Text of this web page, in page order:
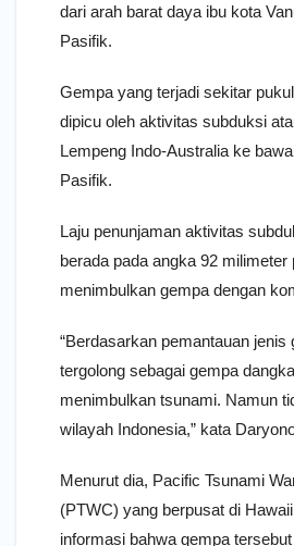
dari arah barat daya ibu kota
Pasifik.
Gempa yang terjadi sekitar
dipicu oleh aktivitas subduksi
Lempeng Indo-Australia ke
Pasifik.
Laju penunjaman aktivitas
berada pada angka 92 milimeter
menimbulkan gempa dengan
“Berdasarkan pemantauan jenis
tergolong sebagai gempa
menimbulkan tsunami. Namun
wilayah Indonesia,” kata
Menurut dia, Pacific Tsunami
(PTWC) yang berpusat di
informasi bahwa gempa